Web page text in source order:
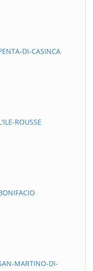
DI-CASINCA
ROUSSE
MARTINO-DI-